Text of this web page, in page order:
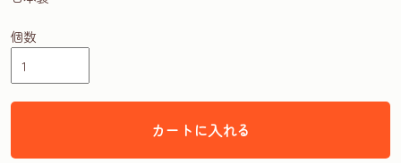
個数
カートに入れる